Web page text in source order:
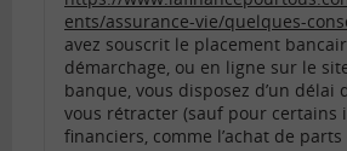
ents/assurance-vie/quelques-
avez souscrit le placement
démarchage, ou en ligne sur le
banque, vous disposez d’un délai
vous rétracter (sauf pour certains
financiers, comme l’achat de